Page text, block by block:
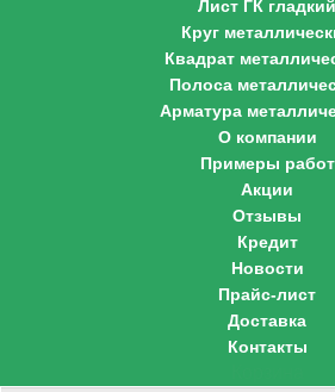
Лист ГК гладкий
Круг
Квадрат
Полоса
Арматура
О компании
Примеры работ
Акции
Отзывы
Кредит
Новости
Прайс-лист
Доставка
Контакты